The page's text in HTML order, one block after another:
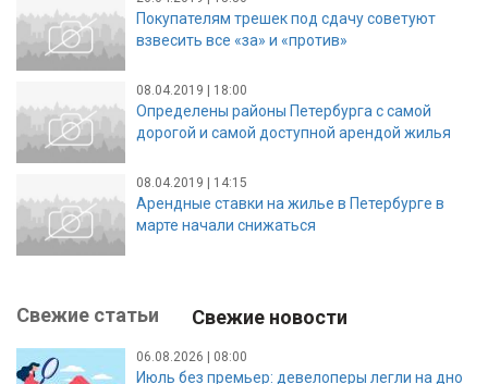
Покупателям трешек под сдачу советуют
взвесить все «за» и «против»
08.04.2019 | 18:00
Определены районы Петербурга с самой
дорогой и самой доступной арендой жилья
08.04.2019 | 14:15
Арендные ставки на жилье в Петербурге в
марте начали снижаться
Свежие статьи Свежие новости
06.08.2026 | 08:00
Июль без премьер: девелоперы легли на дно